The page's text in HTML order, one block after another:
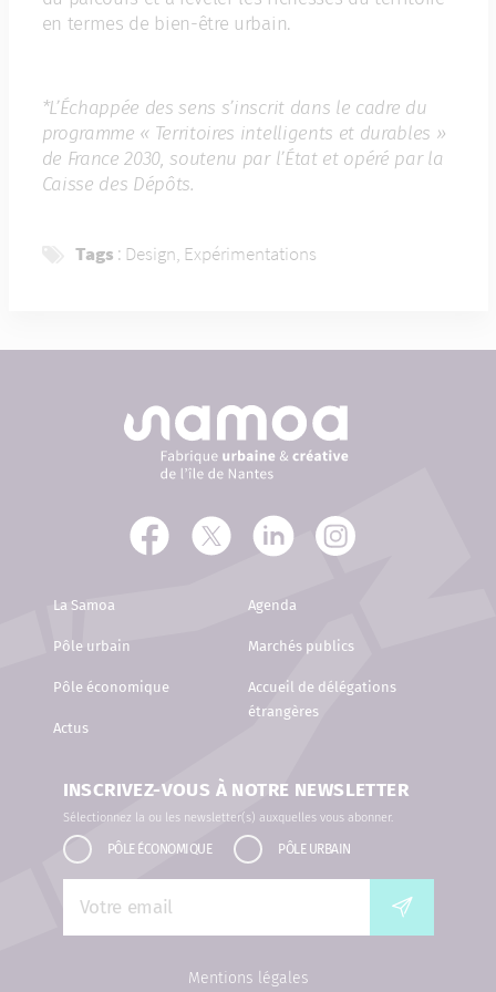
en termes de bien-être urbain.
*L’Échappée des sens s’inscrit dans le cadre du
programme « Territoires intelligents et durables »
de France 2030, soutenu par l’État et opéré par la
Caisse des Dépôts.
Tags : Design, Expérimentations
La Samoa
Pôle urbain
Pôle économique
Actus
Agenda
Marchés publics
Accueil de délégations
étrangères
INSCRIVEZ-VOUS À NOTRE NEWSLETTER
Sélectionnez la ou les newsletter(s) auxquelles vous abonner.
PÔLE ÉCONOMIQUE PÔLE URBAIN
Mentions légales